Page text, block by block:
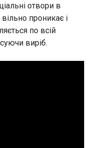
отвори в
проникає і
по всій
виріб.